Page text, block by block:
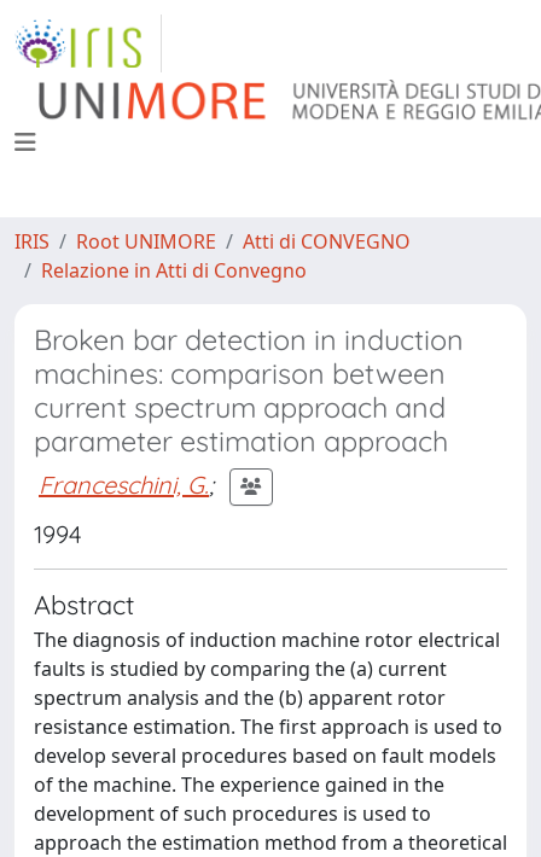
IRIS Root UNIMORE
Atti di CONVEGNO
Relazione in Atti di Convegno
Broken bar detection in induction
machines: comparison between
current spectrum approach and
parameter estimation approach
Franceschini, G.;
1994
Abstract
The diagnosis of induction machine rotor electrical
faults is studied by comparing the (a) current
spectrum analysis and the (b) apparent rotor
resistance estimation. The first approach is used to
develop several procedures based on fault models
of the machine. The experience gained in the
development of such procedures is used to
approach the estimation method from a theoretical